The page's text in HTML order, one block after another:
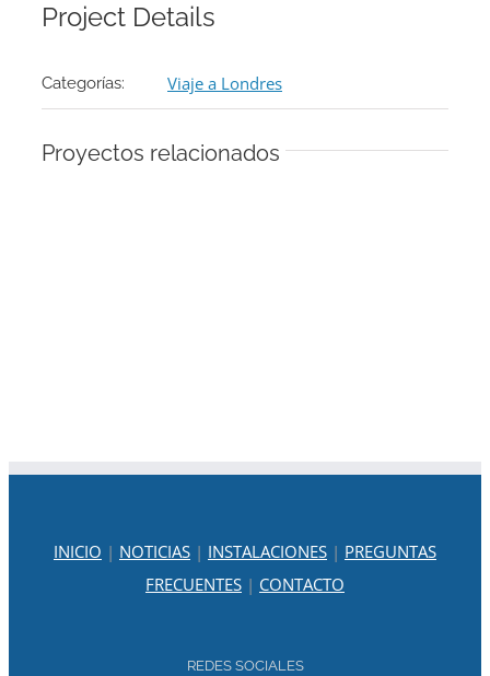
Project Details
Categorías: Viaje a Londres
Proyectos relacionados
INICIO | NOTICIAS | INSTALACIONES | PREGUNTAS
FRECUENTES | CONTACTO
REDES SOCIALES